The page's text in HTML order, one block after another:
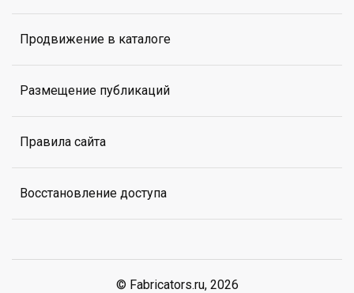
Продвижение в каталоге
Размещение публикаций
Правила сайта
Восстановление доступа
© Fabricators.ru, 2026